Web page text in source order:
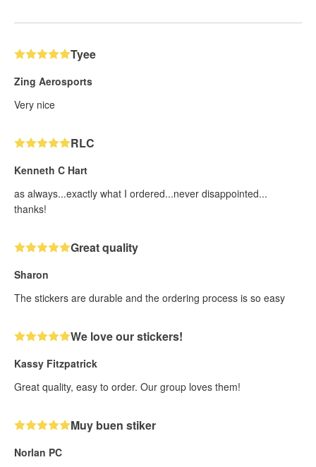
Tyee
Zing Aerosports
Very nice
RLC
Kenneth C Hart
as always...exactly what I ordered...never disappointed...
thanks!
Great quality
Sharon
The stickers are durable and the ordering process is so easy
We love our stickers!
Kassy Fitzpatrick
Great quality, easy to order. Our group loves them!
Muy buen stiker
Norlan PC